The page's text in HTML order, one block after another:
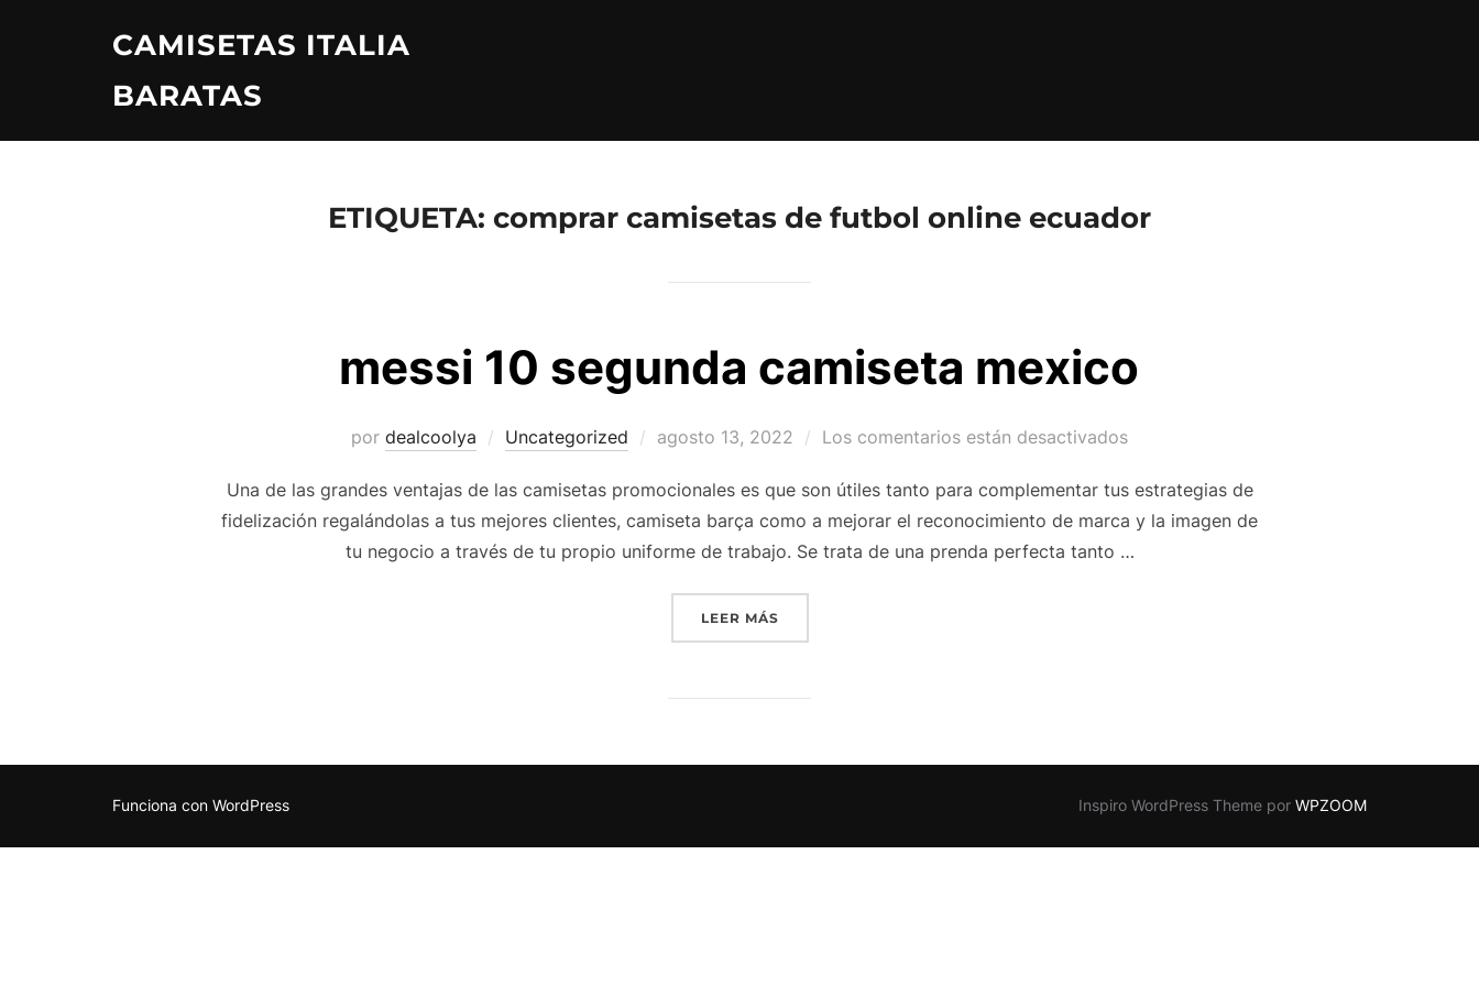
CAMISETAS ITALIA
BARATAS
ETIQUETA: comprar camisetas de futbol online ecuador
messi 10 segunda camiseta mexico
por dealcoolya Uncategorized
Publicado
agosto 13, 2022 Los comentarios están desactivados
Una de las grandes ventajas de las camisetas promocionales es que son útiles tanto para complementar tus estrategias de
fidelización regalándolas a tus mejores clientes, camiseta barça como a mejorar el reconocimiento de marca y la imagen de
tu negocio a través de tu propio uniforme de trabajo. Se trata de una prenda perfecta tanto …
LEER MÁS«MESSI 10 SEGUNDA CAMISETA MEXICO»
Funciona con WordPress Inspiro WordPress Theme por WPZOOM